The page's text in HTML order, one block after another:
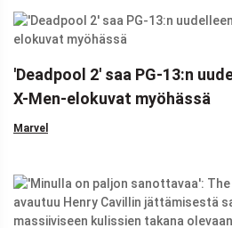
'Deadpool 2' saa PG-13:n
X-Men-elokuvat myöhässä
Marvel